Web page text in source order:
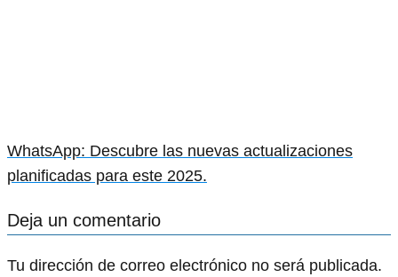
WhatsApp: Descubre las nuevas actualizaciones
planificadas para este 2025.
Deja un comentario
Tu dirección de correo electrónico no será publicada.